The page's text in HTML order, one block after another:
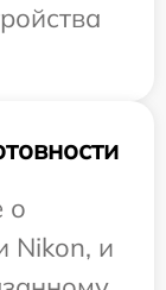
о
Nikon, и